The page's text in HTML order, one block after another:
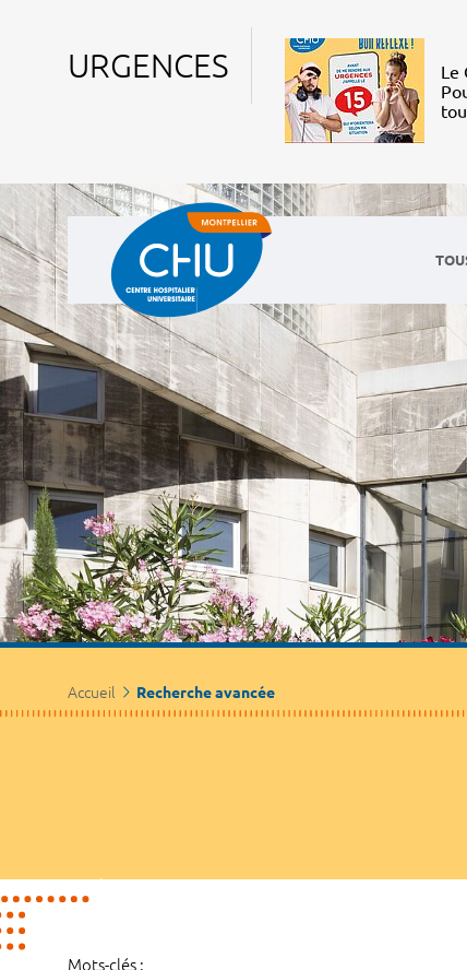
URGENCES
Le
Accueil Recherche avancée
Mots-clés :